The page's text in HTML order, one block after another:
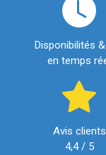
Disponibilités
en temps
Avis clients
4,4 / 5